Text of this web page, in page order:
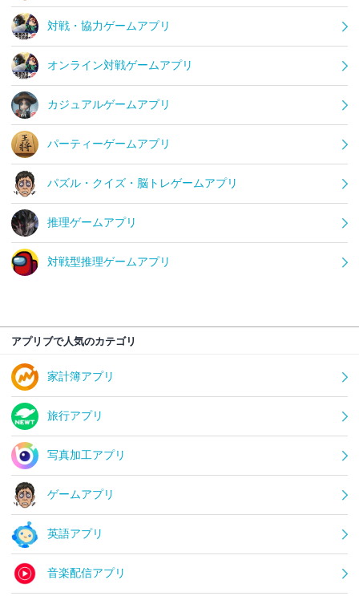
対戦・協力ゲームアプリ
オンライン対戦ゲームアプリ
カジュアルゲームアプリ
パーティーゲームアプリ
パズル・クイズ・脳トレゲームアプリ
推理ゲームアプリ
対戦型推理ゲームアプリ
アプリブで人気のカテゴリ
家計簿アプリ
旅行アプリ
写真加工アプリ
ゲームアプリ
英語アプリ
音楽配信アプリ